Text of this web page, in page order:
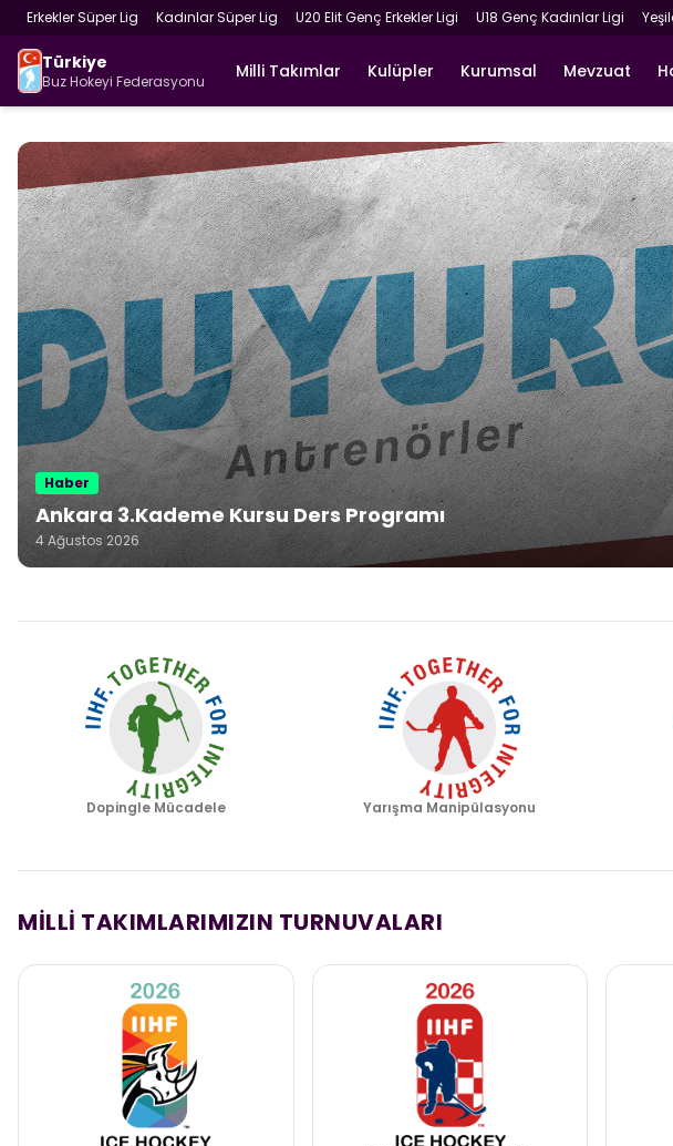
Erkekler Süper Lig Kadınlar Süper Lig U20 Elit Genç Erkekler Ligi U18 Genç Kadınlar Ligi
Türkiye
Buz Hokeyi Federasyonu Milli Takımlar Kulüpler Kurumsal Mevzuat
Haber
Ankara 3.Kademe Kursu Ders Programı
4 Ağustos 2026
Dopingle Mücadele Yarışma Manipülasyonu
MİLLİ TAKIMLARIMIZIN TURNUVALARI